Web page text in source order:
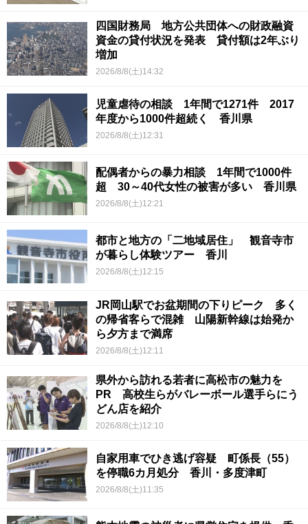
四国財務局 地方公共団体への財政融資
資金の貸付状況を発表 貸付額は2年ぶり
増加
2026/8/8(土)14:32
児童虐待の相談 1年間で1271件 2017
年度から1000件超続く 香川県
2026/8/8(土)12:31
配偶者からの暴力相談 1年間で1000件
超 30～40代女性の被害が多い 香川県
2026/8/8(土)12:21
都市と地方の「二地域居住」 観音寺市
が暮らし体験ツアー 香川
2026/8/8(土)12:15
JR岡山駅でお盆期間の下りピーク 多く
の帰省客らで混雑 山陽新幹線は始発か
ら夕方まで満席
2026/8/8(土)12:11
県外から訪れる若者に高松市の魅力を
PR 高校生らがバレーボール選手らにう
どん店を紹介
2026/8/8(土)12:10
自家用車でひき逃げ容疑 町係長（55）
を停職6カ月処分 香川・多度津町
2026/8/8(土)11:35